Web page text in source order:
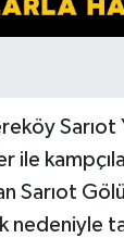
Sarıot
ile
Sarıot
nedeniyle